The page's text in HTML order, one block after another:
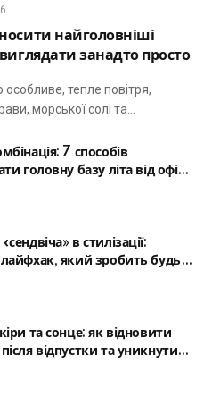
найголовніші
занадто просто
особливе, тепле повітря,
морської солі та…
7 способів
головну базу літа від офісу
вечері
в стилізації:
який зробить будь-
гармонійним
та сонце: як відновити
відпустки та уникнути